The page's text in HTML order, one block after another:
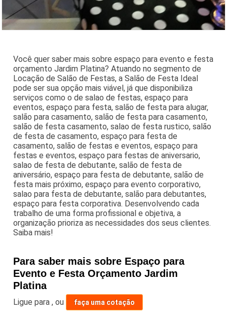
Você quer saber mais sobre espaço para evento e festa
orçamento Jardim Platina? Atuando no segmento de
Locação de Salão de Festas, a Salão de Festa Ideal
pode ser sua opção mais viável, já que disponibiliza
serviços como o de salao de festas, espaço para
eventos, espaço para festa, salão de festa para alugar,
salão para casamento, salão de festa para casamento,
salão de festa casamento, salao de festa rustico, salão
de festa de casamento, espaço para festa de
casamento, salão de festas e eventos, espaço para
festas e eventos, espaço para festas de aniversario,
salao de festa de debutante, salão de festa de
aniversário, espaço para festa de debutante, salão de
festa mais próximo, espaço para evento corporativo,
salao para festa de debutante, salão para debutantes,
espaço para festa corporativa. Desenvolvendo cada
trabalho de uma forma profissional e objetiva, a
organização prioriza as necessidades dos seus clientes.
Saiba mais!
Para saber mais sobre Espaço para
Evento e Festa Orçamento Jardim
Platina
Ligue para,ou faça uma cotação